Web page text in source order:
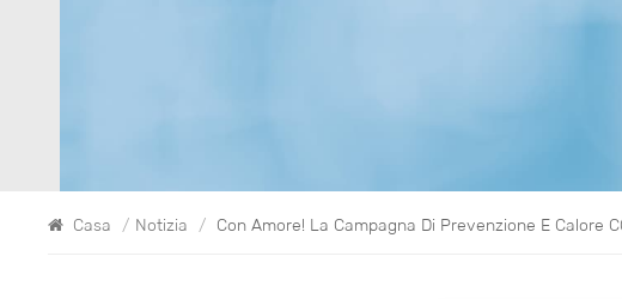
Casa / Notizia / Con Amore! La Campagna Di Prevenzione E Calore